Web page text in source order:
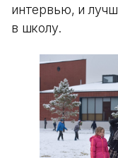
интервью, и
в школу.